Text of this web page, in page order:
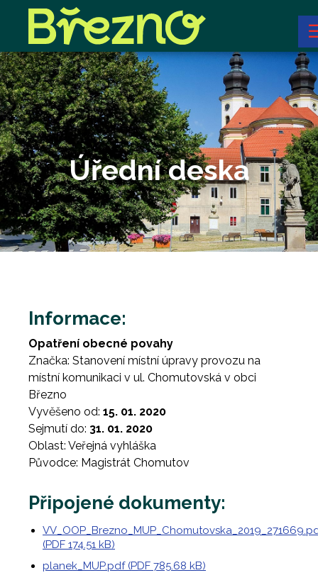
Úřední deska
Informace:
Opatření obecné povahy
Značka: Stanovení místní úpravy provozu na
místní komunikaci v ul. Chomutovská v obci
Březno
Vyvěšeno od: 15. 01. 2020
Sejmutí do: 31. 01. 2020
Oblast: Veřejná vyhláška
Původce: Magistrát Chomutov
Připojené dokumenty:
(PDF 174.51 kB)
planek_MUP.pdf (PDF 785.68 kB)